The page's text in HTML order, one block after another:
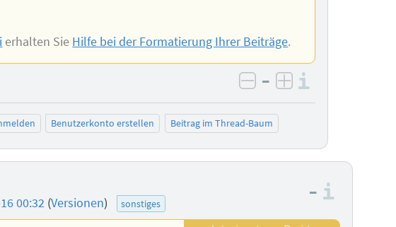
erhalten Sie Hilfe bei der Formatierung Ihrer Beiträge.
negativ bewerten
– positiv bewerten
Benutzerkonto erstellen Beitrag im Thread-Baum
00:32 (Versionen) sonstiges
–